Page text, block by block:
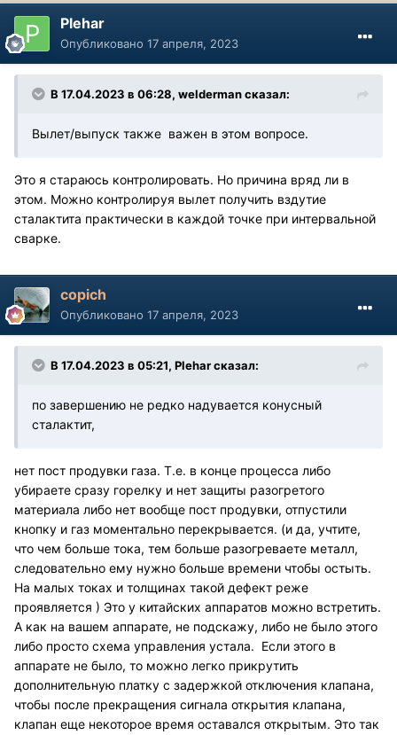
Plehar
Опубликовано 17 апреля, 2023
В 17.04.2023 в 06:28, weldermanсказал:
Вылет/выпуск также важен в этом вопросе.
Это я стараюсь контролировать. Но причина вряд ли в
этом. Можно контролируя вылет получить вздутие
сталактита практически в каждой точке при интервальной
сварке.
copich
Опубликовано 17 апреля, 2023
В 17.04.2023 в 05:21, Pleharсказал:
по завершению не редко надувается конусный
сталактит,
нет пост продувки газа. Т.е. в конце процесса либо
убираете сразу горелку и нет защиты разогретого
материала либо нет вообще пост продувки, отпустили
кнопку и газ моментально перекрывается. (и да, учтите,
что чем больше тока, тем больше разогреваете металл,
следовательно ему нужно больше времени чтобы остыть.
На малых токах и толщинах такой дефект реже
проявляется ) Это у китайских аппаратов можно встретить.
А как на вашем аппарате, не подскажу, либо не было этого
либо просто схема управления устала. Если этого в
аппарате не было, то можно легко прикрутить
дополнительную платку с задержкой отключения клапана,
чтобы после прекращения сигнала открытия клапана,
клапан еще некоторое время оставался открытым. Это так